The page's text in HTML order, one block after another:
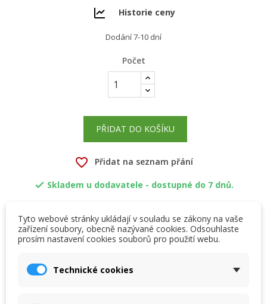
Historie ceny
Dodání 7-10 dní
Počet
PŘIDAT DO KOŠÍKU
favorite_border Přidat na seznam přání
 Skladem u dodavatele - dostupné do 7 dnů.
sondou pH. Pool Water Treatment:- Dávkování chlorové či
bez-chlorové dezinfekce v nastavených časových
Tyto webové stránky ukládají v souladu se zákony na vaše
zařízení soubory, obecně nazývané cookies. Odsouhlaste
prosím nastavení cookies souborů pro použití webu.
Technické cookies